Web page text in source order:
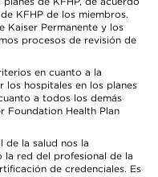
KFHP de los miembros.
Kaiser Permanente y los
procesos de revisión de
en cuanto a la
los hospitales en los planes
a todos los demás
Foundation Health Plan
de la salud nos la
la red del profesional de la
de credenciales. Es